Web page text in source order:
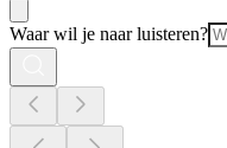
Waar wil je naar luisteren?